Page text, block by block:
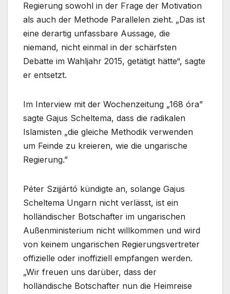
Regierung sowohl in der Frage der Motivation
als auch der Methode Parallelen zieht. „Das ist
eine derartig unfassbare Aussage, die
niemand, nicht einmal in der schärfsten
Debatte im Wahljahr 2015, getätigt hätte“, sagte
er entsetzt.
Im Interview mit der Wochenzeitung „168 óra”
sagte Gajus Scheltema, dass die radikalen
Islamisten „die gleiche Methodik verwenden
um Feinde zu kreieren, wie die ungarische
Regierung.”
Péter Szijjártó kündigte an, solange Gajus
Scheltema Ungarn nicht verlässt, ist ein
holländischer Botschafter im ungarischen
Außenministerium nicht willkommen und wird
von keinem ungarischen Regierungsvertreter
offizielle oder inoffiziell empfangen werden.
„Wir freuen uns darüber, dass der
holländische Botschafter nun die Heimreise